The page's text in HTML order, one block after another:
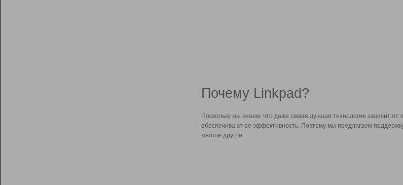
Почему Linkpad?
Поскольку мы знаем, что даже самая лучшая технология зависит от
обеспечивают ее эффективность. Поэтому мы предлагаем
многое другое.